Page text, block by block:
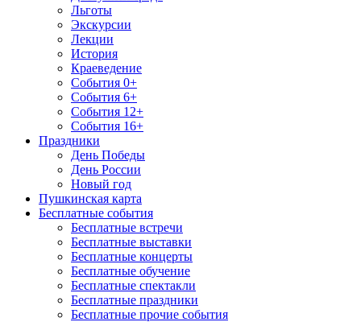
Льготы
Экскурсии
Лекции
История
Краеведение
События 0+
События 6+
События 12+
События 16+
Праздники
День Победы
День России
Новый год
Пушкинская карта
Бесплатные события
Бесплатные встречи
Бесплатные выставки
Бесплатные концерты
Бесплатные обучение
Бесплатные спектакли
Бесплатные праздники
Бесплатные прочие события